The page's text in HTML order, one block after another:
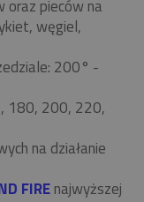
oraz pieców na
węgiel,
200° -
180, 200, 220,
na działanie
FIREnajwyższej